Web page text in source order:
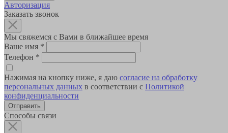
Авторизация
Заказать звонок
Мы свяжемся с Вами в ближайшее время
Ваше имя *
Телефон *
Нажимая на кнопку ниже, я даю согласие на обработку
персональных данных в соответствии с Политикой
конфиденциальности
Способы связи